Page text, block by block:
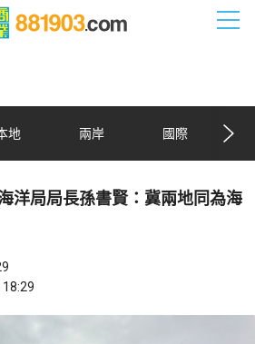
地 兩岸 國際
洋局局長孫書賢：冀兩地同為海